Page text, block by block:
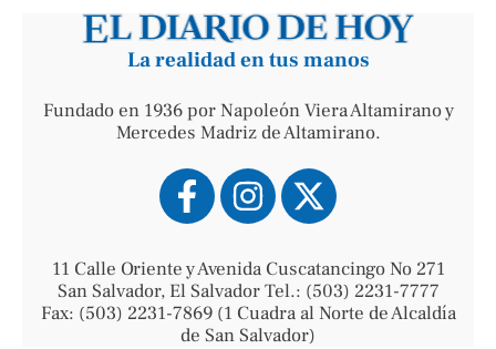
La realidad en tus manos
Fundado en 1936 por Napoleón Viera Altamirano y
Mercedes Madriz de Altamirano.
11 Calle Oriente y Avenida Cuscatancingo No 271
San Salvador, El Salvador Tel.: (503) 2231-7777
Fax: (503) 2231-7869 (1 Cuadra al Norte de Alcaldía
de San Salvador)